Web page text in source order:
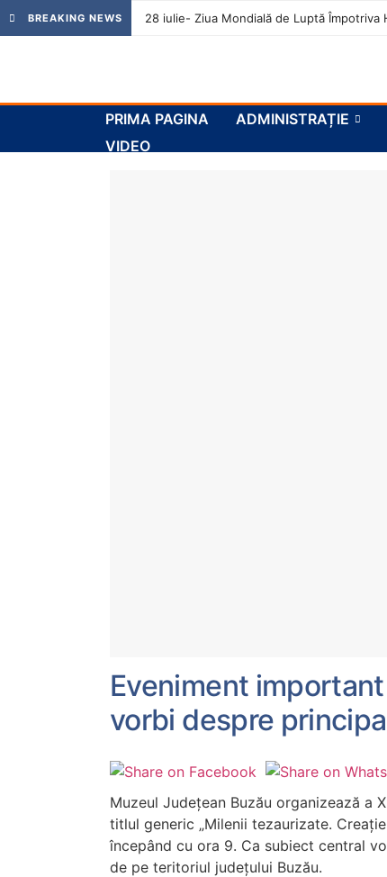
BREAKING NEWS 28 iulie- Ziua Mondială de Luptă
PRIMA PAGINA ADMINISTRAȚIE
VIDEO
Eveniment
vorbi despre
Muzeul Județean Buzău organizează a
titlul generic „Milenii tezaurizate.
începând cu ora 9. Ca subiect central
de pe teritoriul județului Buzău.